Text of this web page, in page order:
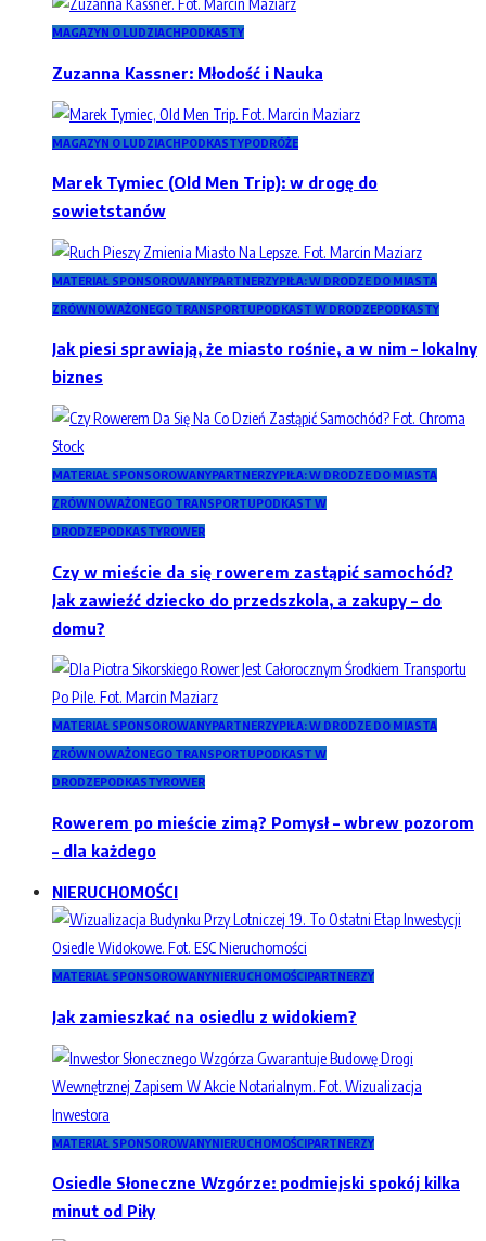
MAGAZYN O LUDZIACHPODKASTY
Zuzanna Kassner: Młodość i Nauka
MAGAZYN O LUDZIACHPODKASTYPODRÓŻE
Marek Tymiec (Old Men Trip): w drogę do
sowietstanów
MATERIAŁ SPONSOROWANYPARTNERZYPIŁA: W DRODZE DO MIASTA
ZRÓWNOWAŻONEGO TRANSPORTUPODKAST W DRODZEPODKASTY
Jak piesi sprawiają, że miasto rośnie, a w nim – lokalny
biznes
MATERIAŁ SPONSOROWANYPARTNERZYPIŁA: W DRODZE DO MIASTA
ZRÓWNOWAŻONEGO TRANSPORTUPODKAST W
DRODZEPODKASTYROWER
Czy w mieście da się rowerem zastąpić samochód?
Jak zawieźć dziecko do przedszkola, a zakupy – do
domu?
MATERIAŁ SPONSOROWANYPARTNERZYPIŁA: W DRODZE DO MIASTA
ZRÓWNOWAŻONEGO TRANSPORTUPODKAST W
DRODZEPODKASTYROWER
Rowerem po mieście zimą? Pomysł – wbrew pozorom
– dla każdego
NIERUCHOMOŚCI
MATERIAŁ SPONSOROWANYNIERUCHOMOŚCIPARTNERZY
Jak zamieszkać na osiedlu z widokiem?
MATERIAŁ SPONSOROWANYNIERUCHOMOŚCIPARTNERZY
Osiedle Słoneczne Wzgórze: podmiejski spokój kilka
minut od Piły